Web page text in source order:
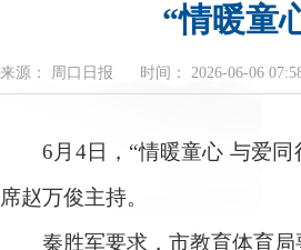
“情暖童
来源： 周口日报 时间： 2026-06-06
6月4日，“情暖童心 与爱同
席赵万俊主持。
秦胜军要求，市教育体育局